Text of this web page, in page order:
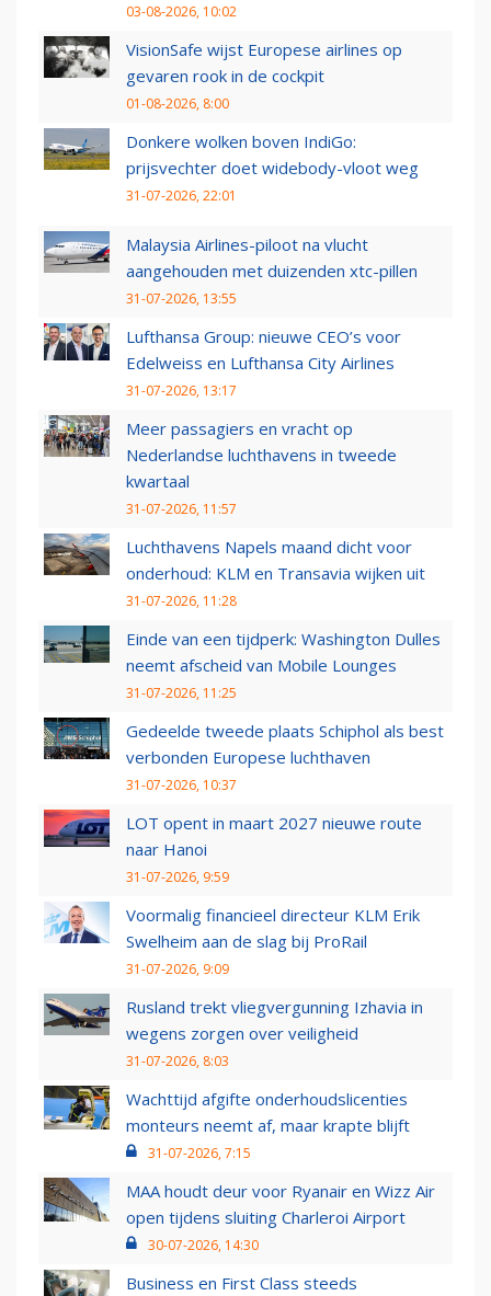
03-08-2026, 10:02
VisionSafe wijst Europese airlines op
gevaren rook in de cockpit
01-08-2026, 8:00
Donkere wolken boven IndiGo:
prijsvechter doet widebody-vloot weg
31-07-2026, 22:01
Malaysia Airlines-piloot na vlucht
aangehouden met duizenden xtc-pillen
31-07-2026, 13:55
Lufthansa Group: nieuwe CEO’s voor
Edelweiss en Lufthansa City Airlines
31-07-2026, 13:17
Meer passagiers en vracht op
Nederlandse luchthavens in tweede
kwartaal
31-07-2026, 11:57
Luchthavens Napels maand dicht voor
onderhoud: KLM en Transavia wijken uit
31-07-2026, 11:28
Einde van een tijdperk: Washington Dulles
neemt afscheid van Mobile Lounges
31-07-2026, 11:25
Gedeelde tweede plaats Schiphol als best
verbonden Europese luchthaven
31-07-2026, 10:37
LOT opent in maart 2027 nieuwe route
naar Hanoi
31-07-2026, 9:59
Voormalig financieel directeur KLM Erik
Swelheim aan de slag bij ProRail
31-07-2026, 9:09
Rusland trekt vliegvergunning Izhavia in
wegens zorgen over veiligheid
31-07-2026, 8:03
Wachttijd afgifte onderhoudslicenties
monteurs neemt af, maar krapte blijft
31-07-2026, 7:15
MAA houdt deur voor Ryanair en Wizz Air
open tijdens sluiting Charleroi Airport
30-07-2026, 14:30
Business en First Class steeds